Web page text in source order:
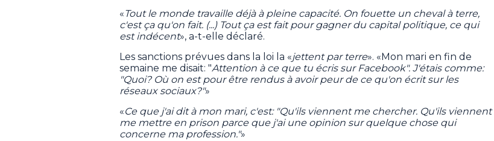
«Tout le monde travaille déjà à pleine capacité. On fouette un cheval à terre,
c'est ça qu'on fait. (...) Tout ça est fait pour gagner du capital politique, ce qui
est indécent», a-t-elle déclaré.
Les sanctions prévues dans la loi la «jettent par terre». «Mon mari en fin de
semaine me disait: "Attention à ce que tu écris sur Facebook". J'étais comme:
"Quoi? Où on est pour être rendus à avoir peur de ce qu'on écrit sur les
réseaux sociaux?"»
«Ce que j'ai dit à mon mari, c'est: "Qu'ils viennent me chercher. Qu'ils viennent
me mettre en prison parce que j'ai une opinion sur quelque chose qui
concerne ma profession."»